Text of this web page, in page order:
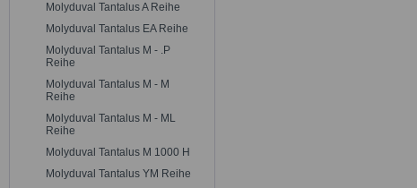
Molyduval Tantalus A Reihe
Molyduval Tantalus EA Reihe
Molyduval Tantalus M - .P
Reihe
Molyduval Tantalus M - M
Reihe
Molyduval Tantalus M - ML
Reihe
Molyduval Tantalus M 1000 H
Molyduval Tantalus YM Reihe